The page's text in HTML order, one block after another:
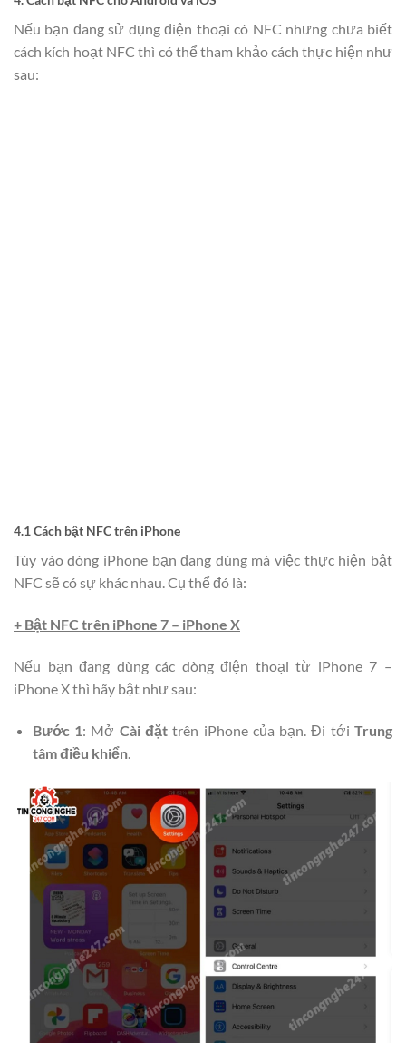
Nếu bạn đang sử dụng điện thoại có NFC nhưng chưa biết
cách kích hoạt NFC thì có thể tham khảo cách thực hiện như
sau:
4.1 Cách bật NFC trên iPhone
Tùy vào dòng iPhone bạn đang dùng mà việc thực hiện bật
NFC sẽ có sự khác nhau. Cụ thể đó là:
+ Bật NFC trên iPhone 7 – iPhone X
Nếu bạn đang dùng các dòng điện thoại từ iPhone 7 –
iPhone X thì hãy bật như sau:
Bước 1: Mở Cài đặttrên iPhone của bạn. Đi tớiTrung
tâm điều khiển.